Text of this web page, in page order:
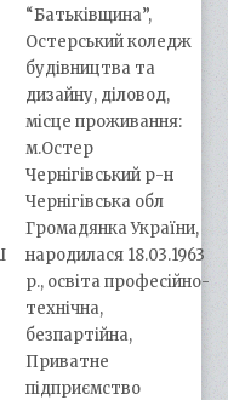
“Батьківщина”,
Остерський коледж
будівництва та
дизайну, діловод,
місце проживання:
м.Остер
Чернігівський р-н
Чернігівська обл
Громадянка України,
народилася 18.03.1963
р., освіта професійно-
технічна,
безпартійна,
Приватне
підприємство